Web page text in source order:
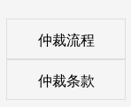
仲裁流程
仲裁条款